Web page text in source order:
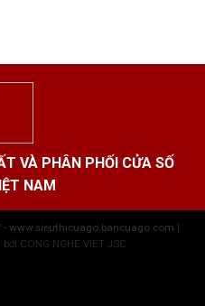
VÀ PHÂN PHỐI CỬA SỐ
NAM
- www.sieuthicuago.bancuago.com |
CONG NGHE VIET JSC